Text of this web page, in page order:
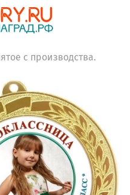
с производства.